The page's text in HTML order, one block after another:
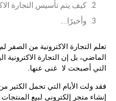
كيف يتم تأسيس التجارة
وأخيرًا….
تعلم التجارة الاكترونية من
الماضي، بل إن التجارة الاكترونية
التي أصبحت لا غنى عنها.
فقد ولت الأيام التي تحمل الكثير
إنشاء متجر إلكتروني لبيع